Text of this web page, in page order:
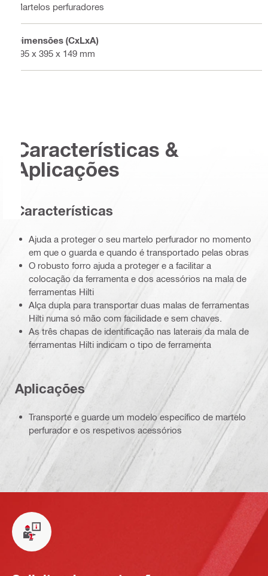
Martelos perfuradores
Dimensões (CxLxA)
495 x 395 x 149 mm
Características &
Aplicações
Características
Ajuda a proteger o seu martelo perfurador no momento
em que o guarda e quando é transportado pelas obras
O robusto forro ajuda a proteger e a facilitar a
colocação da ferramenta e dos acessórios na mala de
ferramentas Hilti
Alça dupla para transportar duas malas de ferramentas
Hilti numa só mão com facilidade e sem chaves.
As três chapas de identificação nas laterais da mala de
ferramentas Hilti indicam o tipo de ferramenta
Aplicações
Transporte e guarde um modelo específico de martelo
perfurador e os respetivos acessórios